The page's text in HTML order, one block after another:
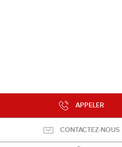
APPELER
CONTACTEZ-NOUS